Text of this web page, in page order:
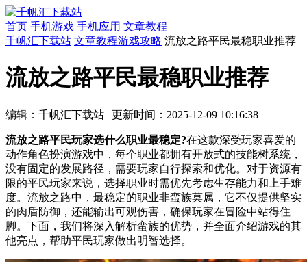
首页 手机游戏 手机应用 文章教程
千帆汇下载站 文章教程游戏攻略 流放之路平民最稳职业推荐
流放之路平民最稳职业推荐
编辑：千帆汇下载站 | 更新时间：2025-12-09 10:16:38
流放之路平民玩家选什么职业最稳定?在这款深受玩家喜爱的
动作角色扮演游戏中，每个职业都拥有开放式的技能树系统，
没有固定的发展路径，需要玩家自行探索和优化。对于资源有
限的平民玩家来说，选择职业时需优先考虑生存能力和上手难
度。流放之路中，最稳定的职业非蛮族莫属，它不仅提供坚实
的肉盾防御，还能输出可观伤害，确保玩家在冒险中站得住
脚。下面，我们将深入解析蛮族的优势，并全面介绍游戏的其
他亮点，帮助平民玩家做出明智选择。